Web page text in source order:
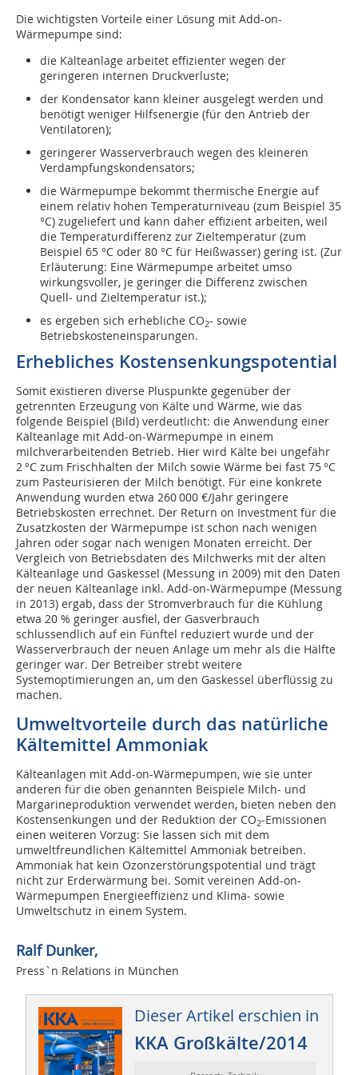
Die wichtigsten Vorteile einer Lösung mit Add-on-
Wärmepumpe sind:
die Kälteanlage arbeitet effizienter wegen der
geringeren internen Druckverluste;
der Kondensator kann kleiner ausgelegt werden und
benötigt weniger Hilfsenergie (für den Antrieb der
Ventilatoren);
geringerer Wasserverbrauch wegen des kleineren
Verdampfungskondensators;
die Wärmepumpe bekommt thermische Energie auf
einem relativ hohen Temperaturniveau (zum Beispiel 35
°C) zugeliefert und kann daher effizient arbeiten, weil
die Temperaturdifferenz zur Zieltemperatur (zum
Beispiel 65 °C oder 80 °C für Heißwasser) gering ist. (Zur
Erläuterung: Eine Wärmepumpe arbeitet umso
wirkungsvoller, je geringer die Differenz zwischen
Quell- und Zieltemperatur ist.);
es ergeben sich erhebliche CO2- sowie
Betriebskosteneinsparungen.
Erhebliches Kostensenkungspotential
Somit existieren diverse Pluspunkte gegenüber der
getrennten Erzeugung von Kälte und Wärme, wie das
folgende Beispiel (Bild) verdeutlicht: die Anwendung einer
Kälteanlage mit Add-on-Wärmepumpe in einem
milchverarbeitenden Betrieb. Hier wird Kälte bei ungefähr
2 °C zum Frischhalten der Milch sowie Wärme bei fast 75 °C
zum Pasteurisieren der Milch benötigt. Für eine konkrete
Anwendung wurden etwa 260 000 €/Jahr geringere
Betriebskosten errechnet. Der Return on Investment für die
Zusatzkosten der Wärmepumpe ist schon nach wenigen
Jahren oder sogar nach wenigen Monaten erreicht. Der
Vergleich von Betriebsdaten des Milchwerks mit der alten
Kälteanlage und Gaskessel (Messung in 2009) mit den Daten
der neuen Kälteanlage inkl. Add-on-Wärmepumpe (Messung
in 2013) ergab, dass der Stromverbrauch für die Kühlung
etwa 20 % geringer ausfiel, der Gasverbrauch
schlussendlich auf ein Fünftel reduziert wurde und der
Wasserverbrauch der neuen Anlage um mehr als die Hälfte
geringer war. Der Betreiber strebt weitere
Systemoptimierungen an, um den Gaskessel überflüssig zu
machen.
Umweltvorteile durch das natürliche
Kältemittel Ammoniak
Kälteanlagen mit Add-on-Wärmepumpen, wie sie unter
anderen für die oben genannten Beispiele Milch- und
Margarineproduktion verwendet werden, bieten neben den
Kostensenkungen und der Reduktion der CO2-Emissionen
einen weiteren Vorzug: Sie lassen sich mit dem
umweltfreundlichen Kältemittel Ammoniak betreiben.
Ammoniak hat kein Ozonzerstörungspotential und trägt
nicht zur Erderwärmung bei. Somit vereinen Add-on-
Wärmepumpen Energieeffizienz und Klima- sowie
Umweltschutz in einem System.
Ralf Dunker,
Press`n Relations in München
Dieser Artikel erschien in
KKA Großkälte/2014